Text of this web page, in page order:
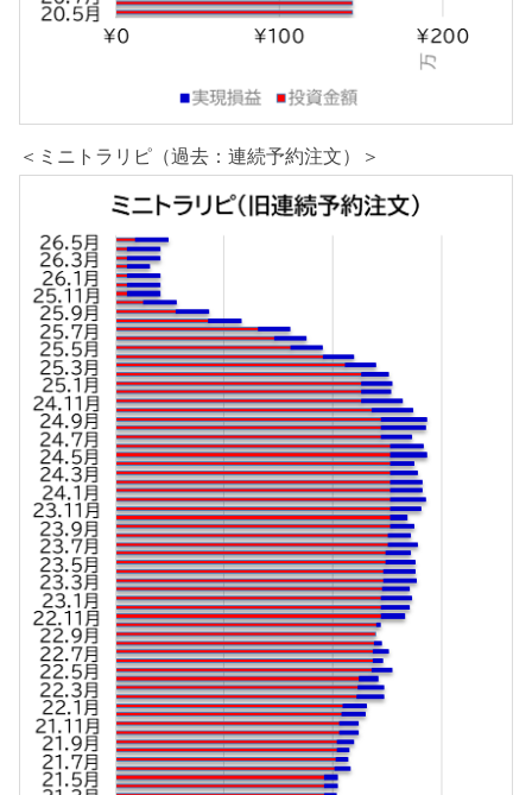
＜ミニトラリピ（過去：連続予約注文）＞